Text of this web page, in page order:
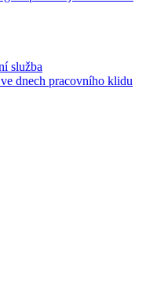
služba
dnech pracovního klidu